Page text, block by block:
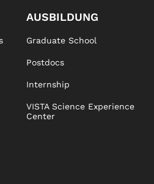
AUSBILDUNG
Graduate School
Postdocs
Internship
VISTA Science Experience
Center